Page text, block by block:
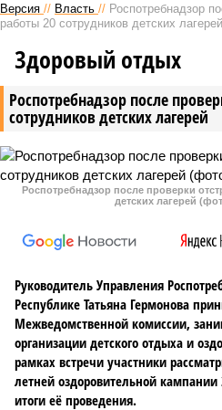
Версия // Власть // Роспотребнадзор
работы 20 сотрудников детских лагерей
Роспотребнадзор после
сотрудников детских лагерей
Здоровый отдых
Роспотребнадзор после проверки
детских лагерей
Руководитель Управления
Республике Татьяна Гермонова
Межведомственной комиссии,
организации детского отдыха и
рамках встречи участники
летней оздоровительной
итоги её проведения.